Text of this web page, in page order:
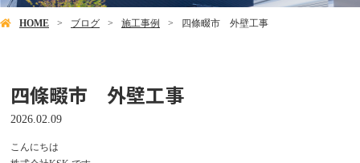
HOME ブログ 施工事例 四條畷市 外壁工事
四條畷市 外壁工事
2026.02.09
こんにちは